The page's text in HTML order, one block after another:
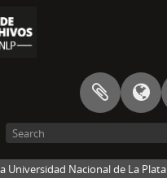
Universidad Nacional de La Plata